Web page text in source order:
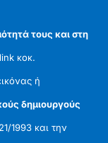
τους και στη
κοκ.
ή
δημιουργούς
1993 και την